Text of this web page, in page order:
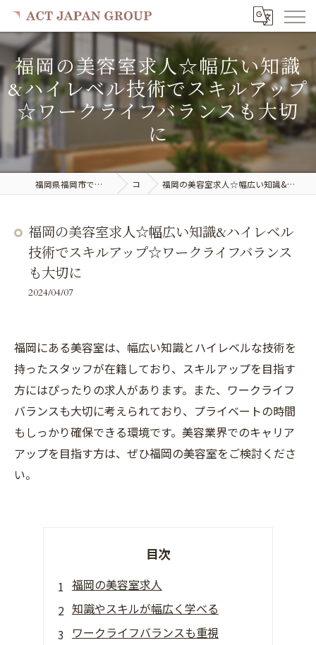
福岡の美容室求人☆幅広い知識
&ハイレベル技術でスキルアップ
☆ワークライフバランスも大切
に
福岡県福岡市で美容室の求人ならACT JAPAN GROUP コラム 福岡の美容室求人☆幅広い知識&ハイレベル技術でスキルアップ☆ワークライフバランスも大切に
福岡の美容室求人☆幅広い知識&ハイレベル
技術でスキルアップ☆ワークライフバランス
も大切に
2024/04/07
福岡にある美容室は、幅広い知識とハイレベルな技術を
持ったスタッフが在籍しており、スキルアップを目指す
方にはぴったりの求人があります。また、ワークライフ
バランスも大切に考えられており、プライベートの時間
もしっかり確保できる環境です。美容業界でのキャリア
アップを目指す方は、ぜひ福岡の美容室をご検討くださ
い。
目次
福岡の美容室求人
知識やスキルが幅広く学べる
ワークライフバランスも重視